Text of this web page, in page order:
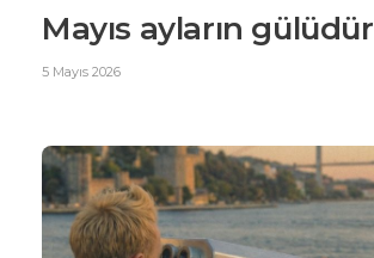
Mayıs ayların gülüdür
5 Mayıs 2026